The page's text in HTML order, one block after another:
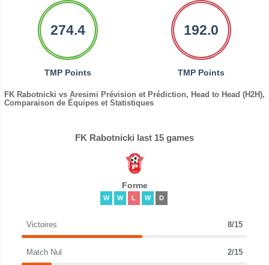
274.4
TMP Points
192.0
TMP Points
FK Rabotnicki vs Aresimi Prévision et Prédiction, Head to Head (H2H),
Comparaison de Équipes et Statistiques
FK Rabotnicki last 15 games
Forme
W W L W D
Victoires 8/15
Match Nul 2/15